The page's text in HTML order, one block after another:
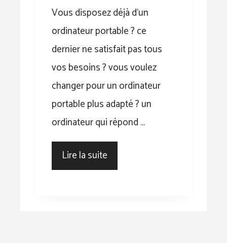
Vous disposez déjà d’un
ordinateur portable ? ce
dernier ne satisfait pas tous
vos besoins ? vous voulez
changer pour un ordinateur
portable plus adapté ? un
ordinateur qui répond …
Lire la suite